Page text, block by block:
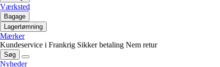
Værksted
Bagage
Lagertømning
Mærker
Kundeservice i Frankrig Sikker betaling Nem retur
Søg
Nyheder